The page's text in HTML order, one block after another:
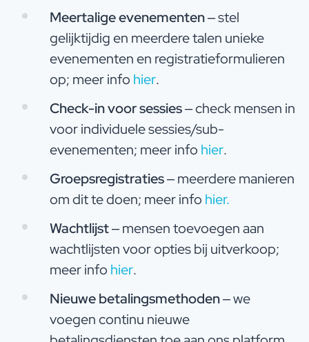
Meertalige evenementen– stel
gelijktijdig en meerdere talen unieke
evenementen en registratieformulieren
op; meer info hier.
Check-in voor sessies– check mensen in
voor individuele sessies/sub-
evenementen; meer info hier.
Groepsregistraties– meerdere manieren
om dit te doen; meer info hier.
Wachtlijst– mensen toevoegen aan
wachtlijsten voor opties bij uitverkoop;
meer info hier.
Nieuwe betalingsmethoden– we
voegen continu nieuwe